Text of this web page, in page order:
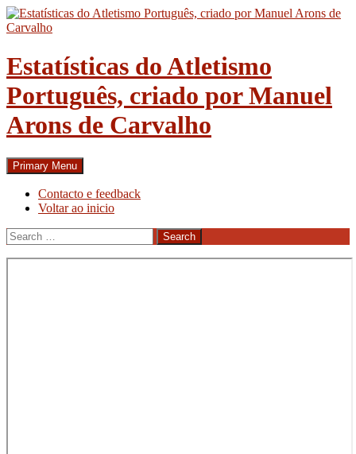
Skip
to
Estatísticas do Atletismo
Português, criado por Manuel
Arons de Carvalho
Search
Primary Menu
Contacto e feedback
Voltar ao inicio
Search
for: